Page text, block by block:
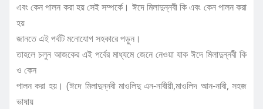
এবং কেন পালন করা হয় সেই সম্পর্কে। ঈদে মিলাদুন্নবী কি এবং কেন পালন করা
হয়
জানতে এই পর্বটি মনোযোগ সহকারে পড়ুন।
তাহলে চলুন আজকের এই পর্বের মাধ্যমে জেনে নেওয়া যাক ঈদে মিলাদুন্নবী কি
ও কেন
পালন করা হয়। (ঈদে মিলাদুন্নবী মাওলিদু এন-নাবীয়ী,মাওলিদ আন-নাবী, সহজ
ভাষায়